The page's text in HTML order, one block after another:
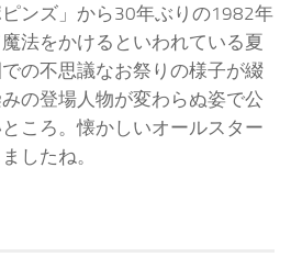
ピンズ」から30年ぶりの1982年
法をかけるといわれている夏
の不思議なお祭りの様子が綴
の登場人物が変わらぬ姿で公
ころ。懐かしいオールスター
したね。